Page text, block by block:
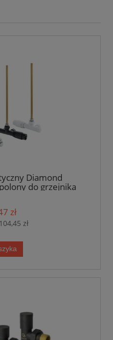
Diamond
do grzejnika
zł
104,45 zł